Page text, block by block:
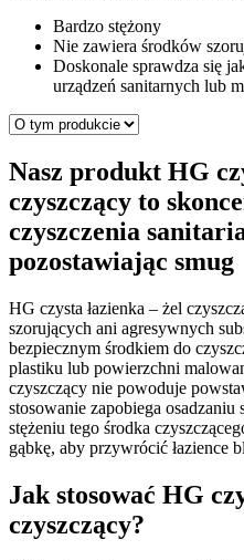
Bardzo stężony
Nie zawiera środków
Doskonale sprawdza się
urządzeń sanitarnych lub
Nasz produkt HG
czyszczący to
czyszczenia
pozostawiając smug
HG czysta łazienka – żel
szorujących ani agresywnych
bezpiecznym środkiem do
plastiku lub powierzchni
czyszczący nie powoduje
stosowanie zapobiega
stężeniu tego środka
gąbkę, aby przywrócić łazience
Jak stosować HG
czyszczący?